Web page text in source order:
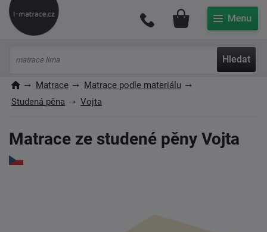
Hledat
Můj účet
Matrace
Matrace podle materiálu
Studená pěna
Vojta
Matrace ze studené pěny Vojta